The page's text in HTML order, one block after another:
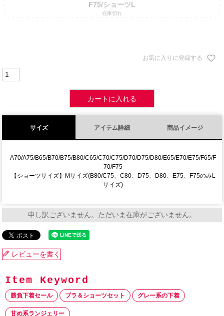
F75/ショーツL
在庫切れ
お気に入りに登録する
カートに入れる
サイズ アイテム詳細 商品イメージ
A70/A75/B65/B70/B75/B80/C65/C70/C75/D70/D75/D80/E65/E70/E75/F65/F
70/F75
【ショーツサイズ】Mサイズ(B80/C75、C80、D75、D80、E75、F75のみL
サイズ)
申し訳ございません。ただいま在庫がございません。
レビューを書く
勝負下着セール ブラ＆ショーツセット グレー系の下着
甘め系ランジェリー